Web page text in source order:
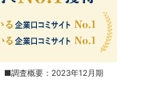
調査概要：2023年12月期